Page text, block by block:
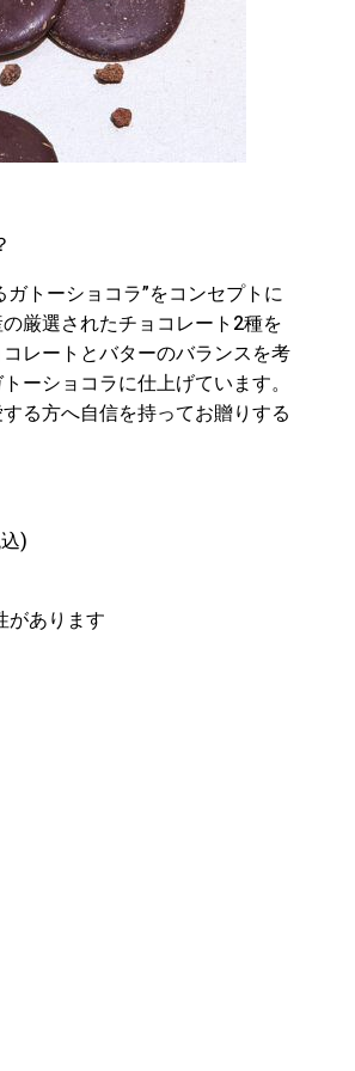
トーショコラ”をコンセプトに
厳選されたチョコレート2種を
レートとバターのバランスを考
ーショコラに仕上げています。
る方へ自信を持ってお贈りする
)
があります